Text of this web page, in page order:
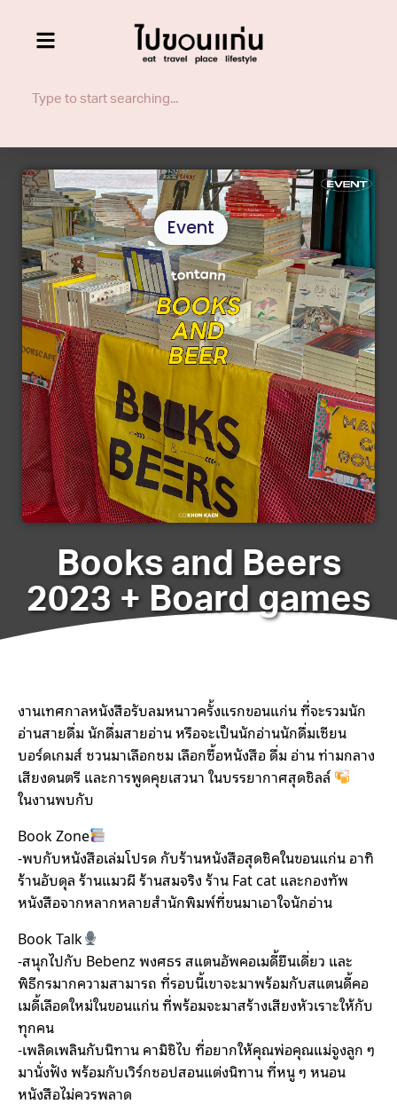
Books and Beers
2023 + Board games
Event
งานเทศกาลหนังสือรับลมหนาวครั้งแรกขอนแก่น ที่จะรวมนัก
อ่านสายดื่ม นักดื่มสายอ่าน หรือจะเป็นนักอ่านนักดื่มเซียน
บอร์ดเกมส์ ชวนมาเลือกชม เลือกซื้อหนังสือ ดื่ม อ่าน ท่ามกลาง
เสียงดนตรี และการพูดคุยเสวนา ในบรรยากาศสุดชิลล์
ในงานพบกับ
Book Zone
-พบกับหนังสือเล่มโปรด กับร้านหนังสือสุดชิคในขอนแก่น อาทิ
ร้านอับดุล ร้านแมวผี ร้านสมจริง ร้าน Fat cat และกองทัพ
หนังสือจากหลากหลายสำนักพิมพ์ที่ขนมาเอาใจนักอ่าน
Book Talk
-สนุกไปกับ Bebenz พงศธร สแตนอัพคอเมดี้ยืนเดี่ยว และ
พิธีกรมากความสามารถ ที่รอบนี้เขาจะมาพร้อมกับสแตนดี้คอ
เมดี้เลือดใหม่ในขอนแก่น ที่พร้อมจะมาสร้างเสียงหัวเราะให้กับ
ทุกคน
-เพลิดเพลินกับนิทาน คามิชิไบ ที่อยากให้คุณพ่อคุณแม่จูงลูก ๆ
มานั่งฟัง พร้อมกับเวิร์กชอปสอนแต่งนิทาน ที่หนู ๆ หนอน
หนังสือไม่ควรพลาด